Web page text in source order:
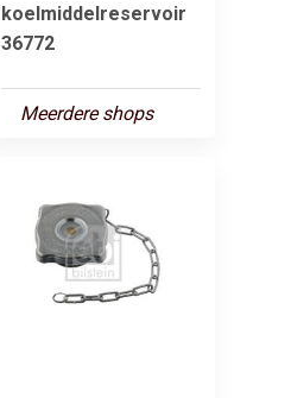
koelmiddelreservoir
36772
Meerdere shops